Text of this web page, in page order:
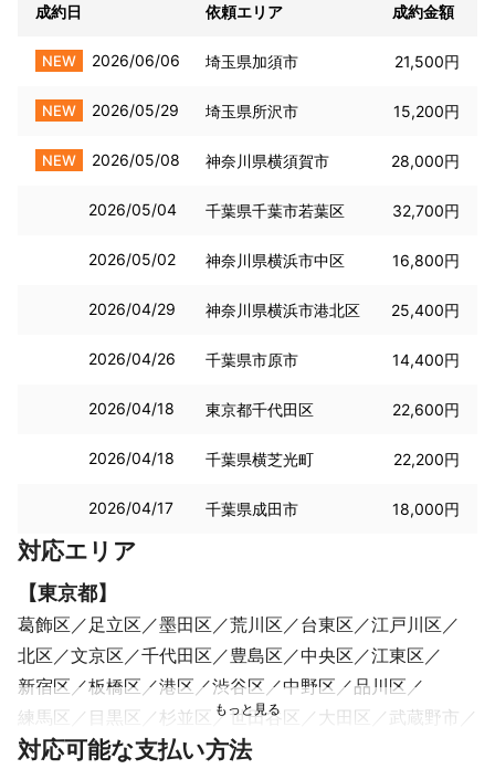
成約日 依頼エリア 成約金額
NEW 2026/06/06 埼玉県加須市 21,500円
NEW 2026/05/29 埼玉県所沢市 15,200円
NEW 2026/05/08 神奈川県横須賀市 28,000円
2026/05/04 千葉県千葉市若葉区 32,700円
2026/05/02 神奈川県横浜市中区 16,800円
2026/04/29 神奈川県横浜市港北区 25,400円
2026/04/26 千葉県市原市 14,400円
2026/04/18 東京都千代田区 22,600円
2026/04/18 千葉県横芝光町 22,200円
2026/04/17 千葉県成田市 18,000円
対応エリア
【東京都】
葛飾区 足立区 墨田区 荒川区 台東区
江戸川区
北区
文京区 千代田区 豊島区 中央区
江東区
新宿区
板橋区 港区 渋谷区 中野区
品川区
練馬区
目黒区 杉並区 世田谷区 大田区
武蔵野市
西東京市
三鷹市 狛江市 清瀬市
対応可能な支払い方法